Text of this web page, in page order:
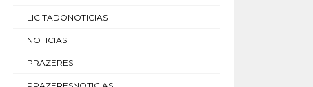
LICITADONOTICIAS
NOTICIAS
PRAZERES